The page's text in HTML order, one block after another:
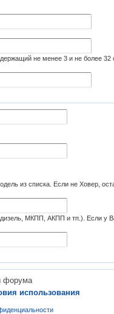
не менее 3 и не более 32
из списка. Если не Ховер,
МКПП, АКПП и тп.). Если у
форума
использования